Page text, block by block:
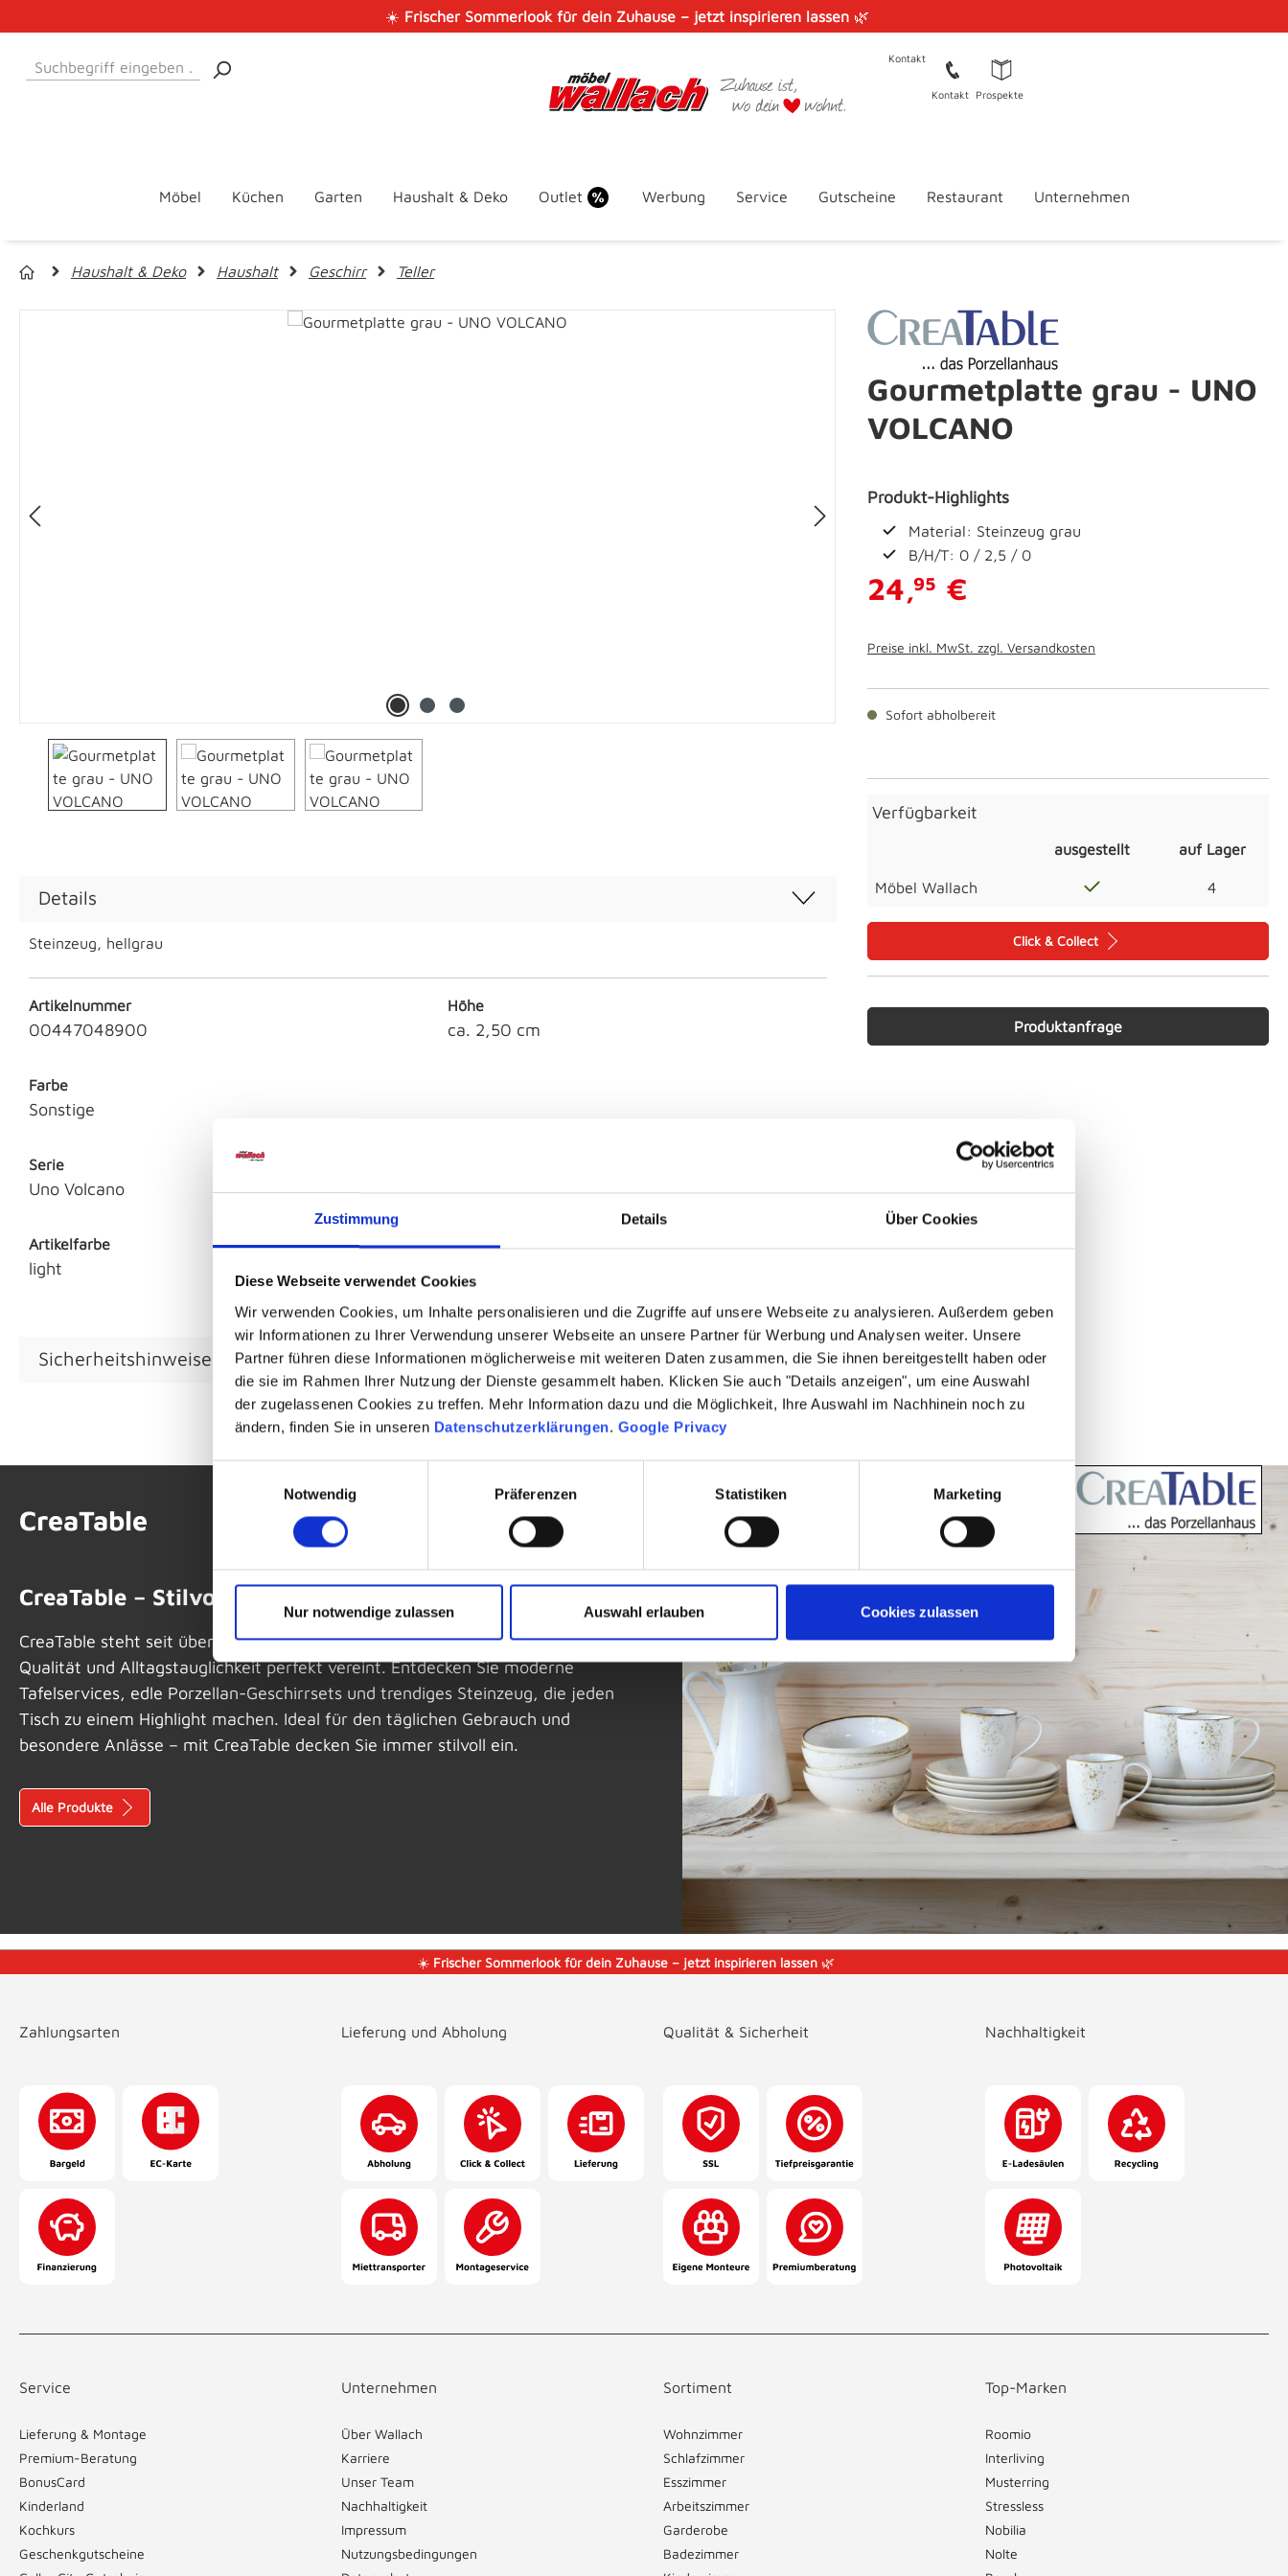
Zustimmung Details Über Cookies
Diese Webseite verwendet Cookies
Wir verwenden Cookies, um Inhalte personalisieren und die Zugriffe auf unsere Webseite zu analysieren. Außerdem geben
wir Informationen zu Ihrer Verwendung unserer Webseite an unsere Partner für Werbung und Analysen weiter. Unsere
Partner führen diese Informationen möglicherweise mit weiteren Daten zusammen, die Sie ihnen bereitgestellt haben oder
die sie im Rahmen Ihrer Nutzung der Dienste gesammelt haben. Klicken Sie auch "Details anzeigen", um eine Auswahl
der zugelassenen Cookies zu treffen. Mehr Information dazu und die Möglichkeit, Ihre Auswahl im Nachhinein noch zu
ändern, finden Sie in unseren Datenschutzerklärungen. Google Privacy
Notwendig
Präferenzen Statistiken Marketing
Nur notwendige zulassen Auswahl erlauben Cookies zulassen
☀️ Frischer Sommerlook für dein Zuhause – jetzt inspirieren lassen 🌿
Kontakt
Kontakt Prospekte
Möbel Küchen Garten Haushalt & Deko Outlet Werbung Service Gutscheine Restaurant Unternehmen
Haushalt & Deko Haushalt Geschirr Teller
Gourmetplatte grau - UNO
VOLCANO
Produkt-Highlights
Material: Steinzeug grau
B/H/T: 0 / 2,5 / 0
24,95 €
Preise inkl. MwSt. zzgl. Versandkosten
Sofort abholbereit
Verfügbarkeit
ausgestellt auf Lager
Möbel Wallach 4
Click & Collect
Produktanfrage
Details
Steinzeug, hellgrau
Artikelnummer
00447048900
Höhe
ca. 2,50 cm
Farbe
Sonstige
Serie
Uno Volcano 33,00
Artikelfarbe
light
Material
Sicherheitshinweise GPSR
CreaTable
CreaTable – Stilvolles Geschirr für jeden Anlass
CreaTable steht seit über 40 Jahren für hochwertiges Geschirr, das Design,
Qualität und Alltagstauglichkeit perfekt vereint. Entdecken Sie moderne
Tafelservices, edle Porzellan-Geschirrsets und trendiges Steinzeug, die jeden
Tisch zu einem Highlight machen. Ideal für den täglichen Gebrauch und
besondere Anlässe – mit CreaTable decken Sie immer stilvoll ein.
Alle Produkte
☀️ Frischer Sommerlook für dein Zuhause – jetzt inspirieren lassen 🌿
Zahlungsarten Lieferung und Abholung Qualität & Sicherheit Nachhaltigkeit
Service
Lieferung & Montage
Premium-Beratung
BonusCard
Kinderland
Kochkurs
Geschenkgutscheine
Unternehmen
Über Wallach
Karriere
Unser Team
Nachhaltigkeit
Impressum
Nutzungsbedingungen
Sortiment
Wohnzimmer
Schlafzimmer
Esszimmer
Arbeitszimmer
Garderobe
Badezimmer
Top-Marken
Roomio
Interliving
Musterring
Stressless
Nobilia
Nolte